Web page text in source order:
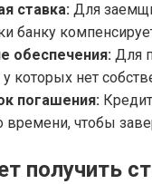
ставка: Для
банку
обеспечения: Для
у которых нет
погашения:
времени, чтобы
получить